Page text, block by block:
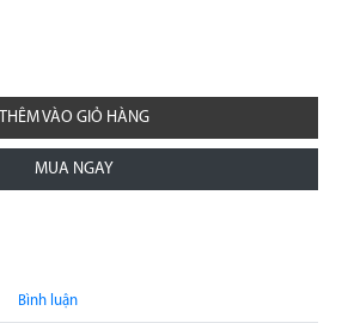
THÊM VÀO GIỎ HÀNG
MUA NGAY
Bình luận